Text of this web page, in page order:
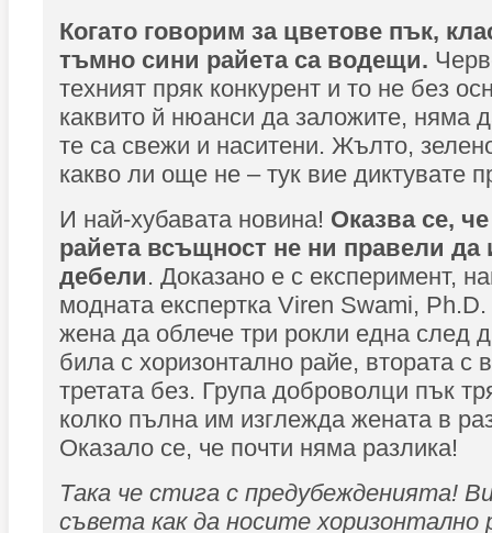
Когато говорим за цветове пък,
тъмно сини райета са водещи.
техният пряк конкурент и то не без
каквито й нюанси да заложите, няма
те са свежи и наситени. Жълто,
какво ли още не – тук вие диктувате
И най-хубавата новина! Оказва се,
райета всъщност не ни правели да
дебели. Доказано е с експеримент,
модната експертка Viren Swami,
жена да облече три рокли една след
била с хоризонтално райе, втората с
третата без. Група доброволци пък
колко пълна им изглежда жената в
Оказало се, че почти няма разлика!
Така че стига с предубежденията!
съвета как да носите хоризонтално